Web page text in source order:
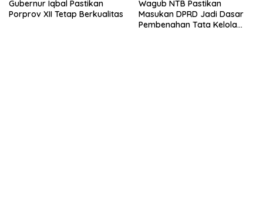
Gubernur Iqbal Pastikan
Porprov XII Tetap Berkualitas
Wagub NTB Pastikan
Masukan DPRD Jadi Dasar
Pembenahan Tata Kelola